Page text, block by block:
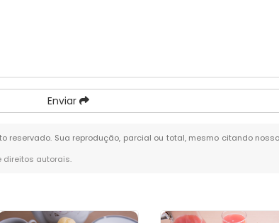
Enviar
reservado. Sua reprodução, parcial ou total, mesmo citando
direitos autorais.